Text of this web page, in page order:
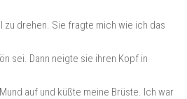
zu drehen. Sie fragte mich wie ich das
sei. Dann neigte sie ihren Kopf in
auf und küßte meine Brüste. Ich war